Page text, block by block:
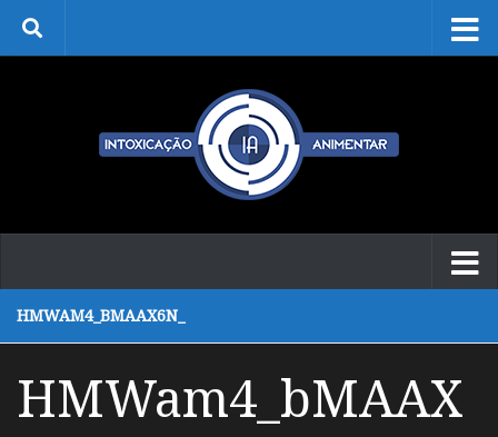
Skip to content
HMWAM4_BMAAX6N_
HMWam4_bMAAX